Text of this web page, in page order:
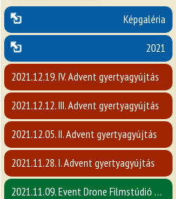
Képgaléria
2021
2021.12.19. IV. Advent gyertyagyújtás
2021.12.12. III. Advent gyertyagyújtás
2021.12.05. II. Advent gyertyagyújtás
2021.11.28. I. Advent gyertyagyújtás
2021.11.09. Event Drone Filmstúdió előadása